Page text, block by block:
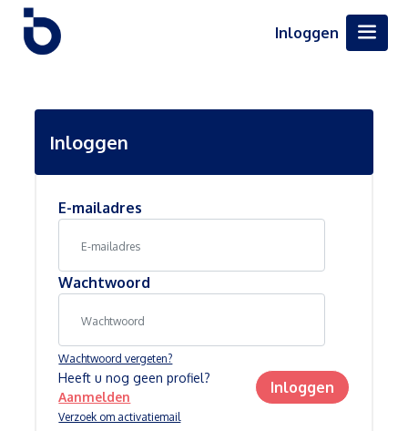
Inloggen
Inloggen
E-mailadres
Wachtwoord
Wachtwoord vergeten?
Verzoek om activatiemail
Heeft u nog geen profiel?
Aanmelden
Inloggen